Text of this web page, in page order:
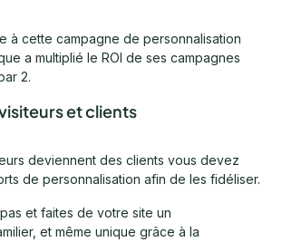
à cette campagne de personnalisation
a multiplié le ROI de ses campagnes
2.
et clients
deviennent des clients vous devez
de personnalisation afin de les fidéliser.
et faites de votre site un
et même unique grâce à la